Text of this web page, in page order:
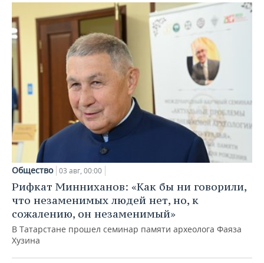
Общество 03 авг, 00:00
Рифкат Минниханов: «Как бы ни говорили,
что незаменимых людей нет, но, к
сожалению, он незаменимый»
В Татарстане прошел семинар памяти археолога Фаяза
Хузина